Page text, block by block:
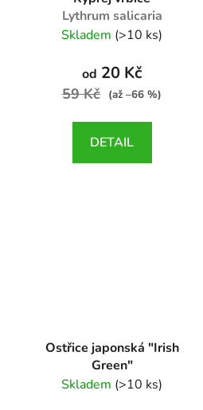
Lythrum salicaria
Skladem (>10 ks)
od 20 Kč
59 Kč (až –66 %)
DETAIL
Ostřice japonská "Irish
Green"
Carex morrowii "Irish
Skladem (>10 ks)